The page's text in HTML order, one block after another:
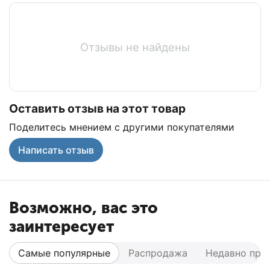
Отзывы не найдены
Оставить отзыв на этот товар
Поделитесь мнением с другими покупателями
Написать отзыв
Возможно, вас это
заинтересует
Самые популярные Распродажа Недавно